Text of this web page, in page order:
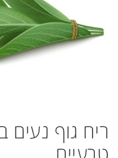
ריח גוף נעים